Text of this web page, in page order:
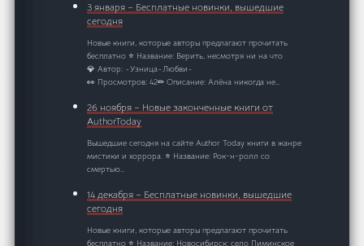
3 января – Бесплатные новинки, вышедшие
сегодня
Новые книги, которые авторы предлагают прочитать
бесплатно ⭐ Название: Верить, несмотря ни на что
💎 Автор: ~Узница~Любви~
👀 Просмотров: 42✏ Описание: Алёна никогда не…
26 ноября – Новые законченные книги от
AuthorToday
Вышедшие сегодня на сайте Author Today книги в жанре
мистики и хоррора. ⭐ Название: Рок-н-ролл со
смертью…
14 декабря – Бесплатные новинки, вышедшие
сегодня
Новые книги, которые авторы предлагают прочитать
бесплатно ⭐ Название: Новосибирск: село Пиминское